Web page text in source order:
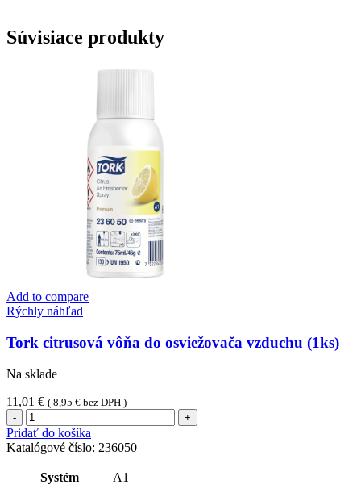
Súvisiace produkty
Add to compare
Rýchly náhľad
Tork citrusová vôňa do osviežovača vzduchu (1ks)
Na sklade
11,01 € ( 8,95 € bez DPH )
množstvo
Tork
citrusová
vôňa
osviežovača
Pridať do košíka
Katalógové číslo: 236050
Systém A1